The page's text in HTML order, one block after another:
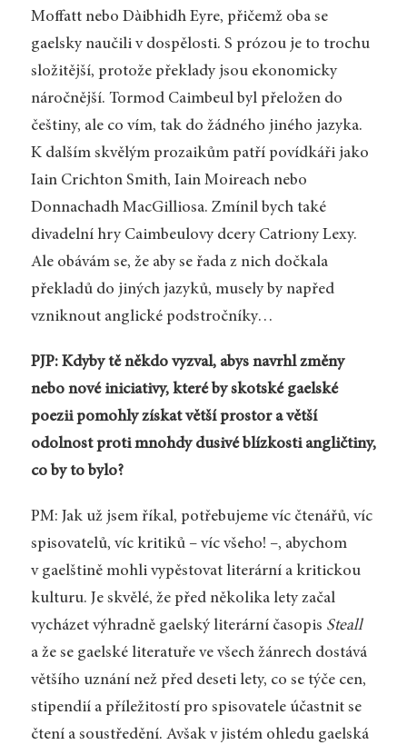
Moffatt nebo Dàibhidh Eyre, přičemž oba se
gaelsky naučili v dospělosti. S prózou je to trochu
složitější, protože překlady jsou ekonomicky
náročnější. Tormod Caimbeul byl přeložen do
češtiny, ale co vím, tak do žádného jiného jazyka.
K dalším skvělým prozaikům patří povídkáři jako
Iain Crichton Smith, Iain Moireach nebo
Donnachadh MacGilliosa. Zmínil bych také
divadelní hry Caimbeulovy dcery Catriony Lexy.
Ale obávám se, že aby se řada z nich dočkala
překladů do jiných jazyků, musely by napřed
vzniknout anglické podstročníky…
PJP: Kdyby tě někdo vyzval, abys navrhl změny
nebo nové iniciativy, které by skotské gaelské
poezii pomohly získat větší prostor a větší
odolnost proti mnohdy dusivé blízkosti angličtiny,
co by to bylo?
PM: Jak už jsem říkal, potřebujeme víc čtenářů, víc
spisovatelů, víc kritiků – víc všeho! –, abychom
v gaelštině mohli vypěstovat literární a kritickou
kulturu. Je skvělé, že před několika lety začal
vycházet výhradně gaelský literární časopis Steall
a že se gaelské literatuře ve všech žánrech dostává
většího uznání než před deseti lety, co se týče cen,
stipendií a příležitostí pro spisovatele účastnit se
čtení a soustředění. Avšak v jistém ohledu gaelská